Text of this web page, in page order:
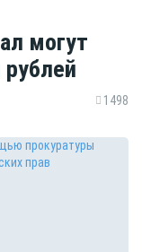
могут
1498